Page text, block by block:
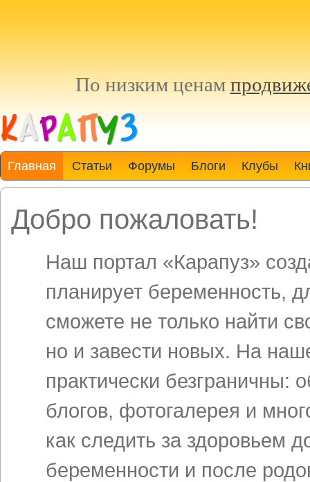
По низким ценам
Главная Статьи Форумы Блоги Клубы
Добро пожаловать!
Наш портал «Карапуз»
планирует беременность,
сможете не только найти
но и завести новых. На
практически
блогов, фотогалерея и
как следить за здоровьем
беременности и после